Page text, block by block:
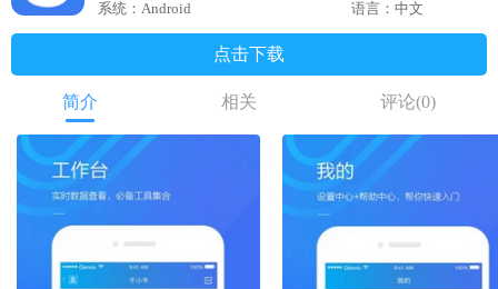
系统：Android
语言：中文
点击下载
简介 相关 评论(0)